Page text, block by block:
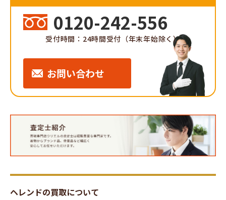
0120-242-556
受付時間：24時間受付（年末年始除く）
お問い合わせ
ヘレンドの買取について